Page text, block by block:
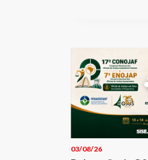
03/08/26